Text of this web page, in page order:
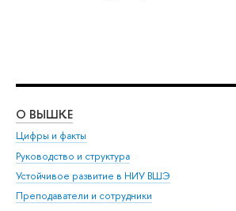
О ВЫШКЕ
Цифры и факты
Руководство и структура
Устойчивое развитие в НИУ ВШЭ
Преподаватели и сотрудники